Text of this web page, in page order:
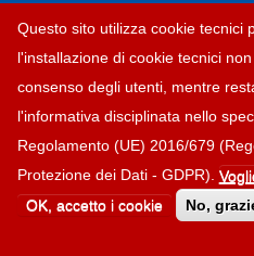
Privacy policy
Dichiarazione
© 2026 |
Questo sito utilizza cookie tecnici
l'installazione di cookie tecnici
consenso degli utenti, mentre
l'informativa disciplinata nello
Regolamento (UE) 2016/679
Protezione dei Dati - GDPR).
OK, accetto i cookie
No,